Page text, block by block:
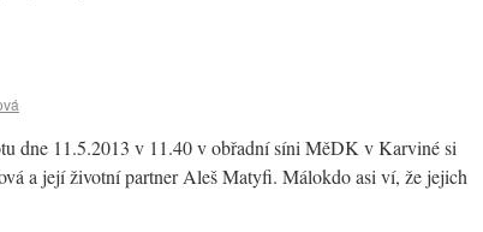
dne 11.5.2013 v 11.40 v obřadní síni MěDK v Karviné si
a její životní partner Aleš Matyfi. Málokdo asi ví, že jejich